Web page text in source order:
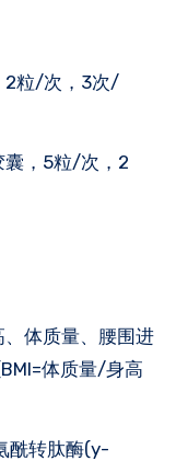
2粒/次，3次/
囊，5粒/次，2
体质量、腰围进
体质量/身高
酰转肽酶(y-